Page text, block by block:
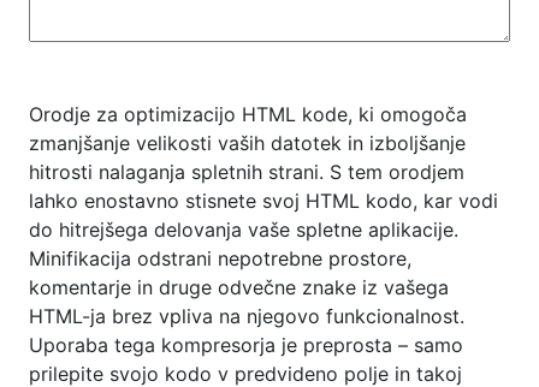
Orodje za optimizacijo HTML kode, ki omogoča
zmanjšanje velikosti vaših datotek in izboljšanje
hitrosti nalaganja spletnih strani. S tem orodjem
lahko enostavno stisnete svoj HTML kodo, kar vodi
do hitrejšega delovanja vaše spletne aplikacije.
Minifikacija odstrani nepotrebne prostore,
komentarje in druge odvečne znake iz vašega
HTML-ja brez vpliva na njegovo funkcionalnost.
Uporaba tega kompresorja je preprosta – samo
prilepite svojo kodo v predvideno polje in takoj